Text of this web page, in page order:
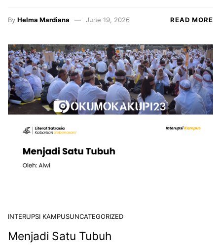
By Helma Mardiana June 19, 2026 READ MORE
INTERUPSI KAMPUSUNCATEGORIZED
Menjadi Satu Tubuh